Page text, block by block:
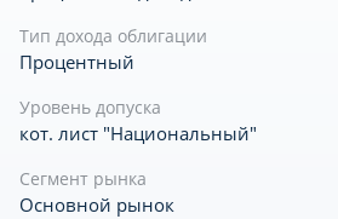
Тип дохода облигации
Процентный
Уровень допуска
кот. лист "Национальный"
Сегмент рынка
Основной рынок